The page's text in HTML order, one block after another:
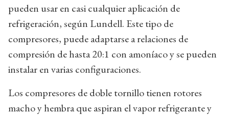
pueden usar en casi cualquier aplicación de
refrigeración, según Lundell. Este tipo de
compresores, puede adaptarse a relaciones de
compresión de hasta 20:1 con amoníaco y se pueden
instalar en varias configuraciones.
Los compresores de doble tornillo tienen rotores
macho y hembra que aspiran el vapor refrigerante y